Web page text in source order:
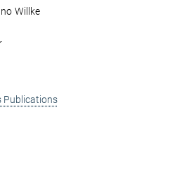
Willke
Publications